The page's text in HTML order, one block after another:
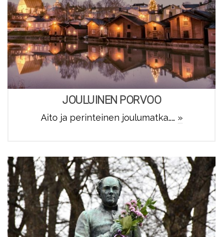
JOULUINEN PORVOO
Aito ja perinteinen joulumatka…… »